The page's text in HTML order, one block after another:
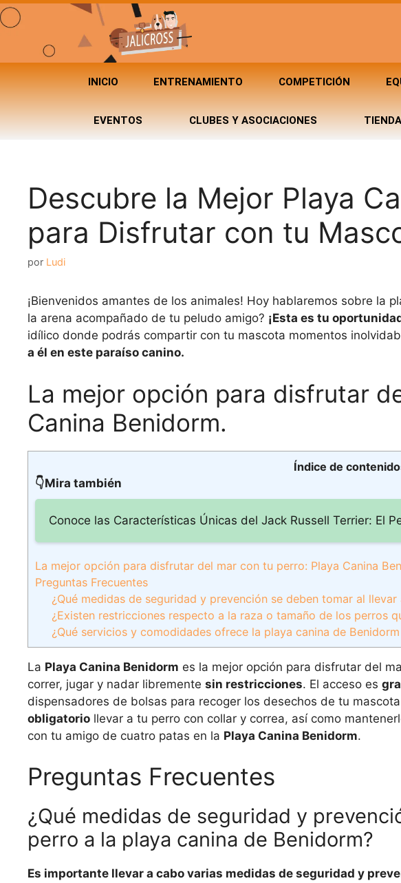
INICIO ENTRENAMIENTO COMPETICIÓN
EVENTOS CLUBES Y ASOCIACIONES
Descubre la Mejor Playa
para Disfrutar con tu
por Ludi
¡Bienvenidos amantes de los animales! Hoy hablaremos sobre la
la arena acompañado de tu peludo amigo? ¡Esta es tu
idílico donde podrás compartir con tu mascota momentos
a él en este paraíso canino.
La mejor opción para disfrutar
Canina Benidorm.
Índice de
👇Mira también
Conoce las Características Únicas del Jack Russell Terrier: El
La mejor opción para disfrutar del mar con tu perro: Playa Canina
Preguntas Frecuentes
¿Qué medidas de seguridad y prevención se deben tomar al
¿Existen restricciones respecto a la raza o tamaño de los perros
¿Qué servicios y comodidades ofrece la playa canina de
La Playa Canina Benidorm es la mejor opción para disfrutar del
correr, jugar y nadar libremente sin restricciones. El acceso es
dispensadores de bolsas para recoger los desechos de tu
obligatorio llevar a tu perro con collar y correa, así como
con tu amigo de cuatro patas en la Playa Canina Benidorm.
Preguntas Frecuentes
¿Qué medidas de seguridad y
perro a la playa canina de Benidorm?
Es importante llevar a cabo varias medidas de seguridad y